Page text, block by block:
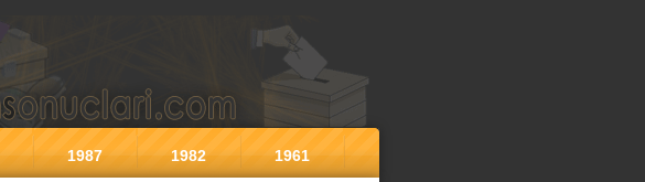
1987 1982 1961